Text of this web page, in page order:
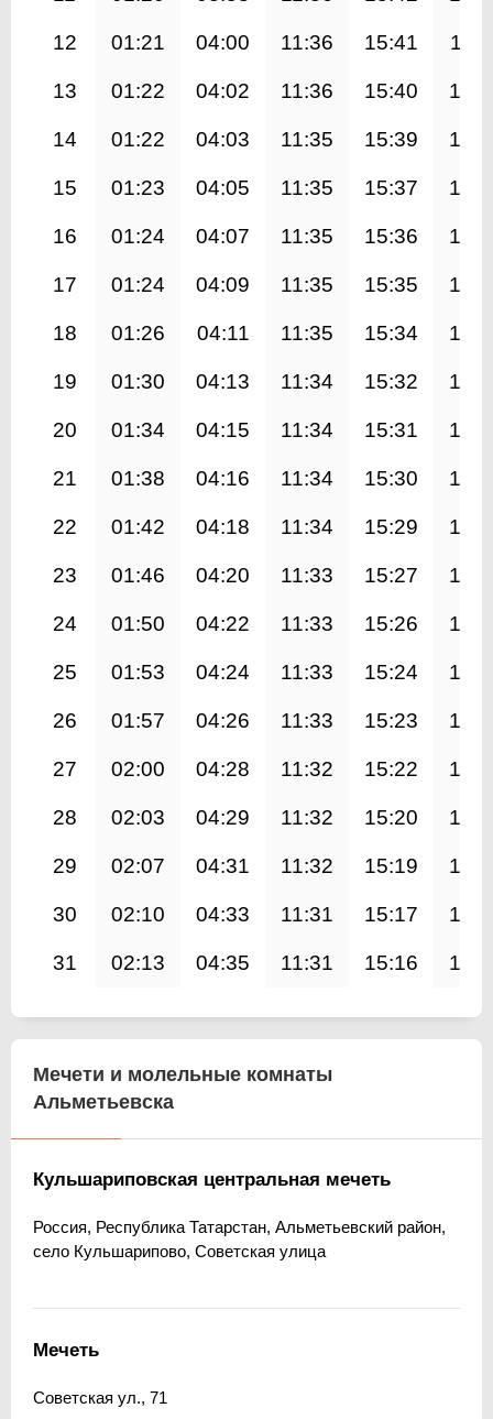
12 01:21 04:00 11:36 15:41
13 01:22 04:02 11:36 15:40
14 01:22 04:03 11:35 15:39
15 01:23 04:05 11:35 15:37
16 01:24 04:07 11:35 15:36
17 01:24 04:09 11:35 15:35
18 01:26 04:11 11:35 15:34
19 01:30 04:13 11:34 15:32
20 01:34 04:15 11:34 15:31
21 01:38 04:16 11:34 15:30
22 01:42 04:18 11:34 15:29
23 01:46 04:20 11:33 15:27
24 01:50 04:22 11:33 15:26
25 01:53 04:24 11:33 15:24
26 01:57 04:26 11:33 15:23
27 02:00 04:28 11:32 15:22
28 02:03 04:29 11:32 15:20
29 02:07 04:31 11:32 15:19
30 02:10 04:33 11:31 15:17
31 02:13 04:35 11:31 15:16
Мечети и молельные комнаты
Альметьевска
Кульшариповская центральная мечеть
Россия, Республика Татарстан, Альметьевский район,
село Кульшарипово, Советская улица
Мечеть
Советская ул., 71